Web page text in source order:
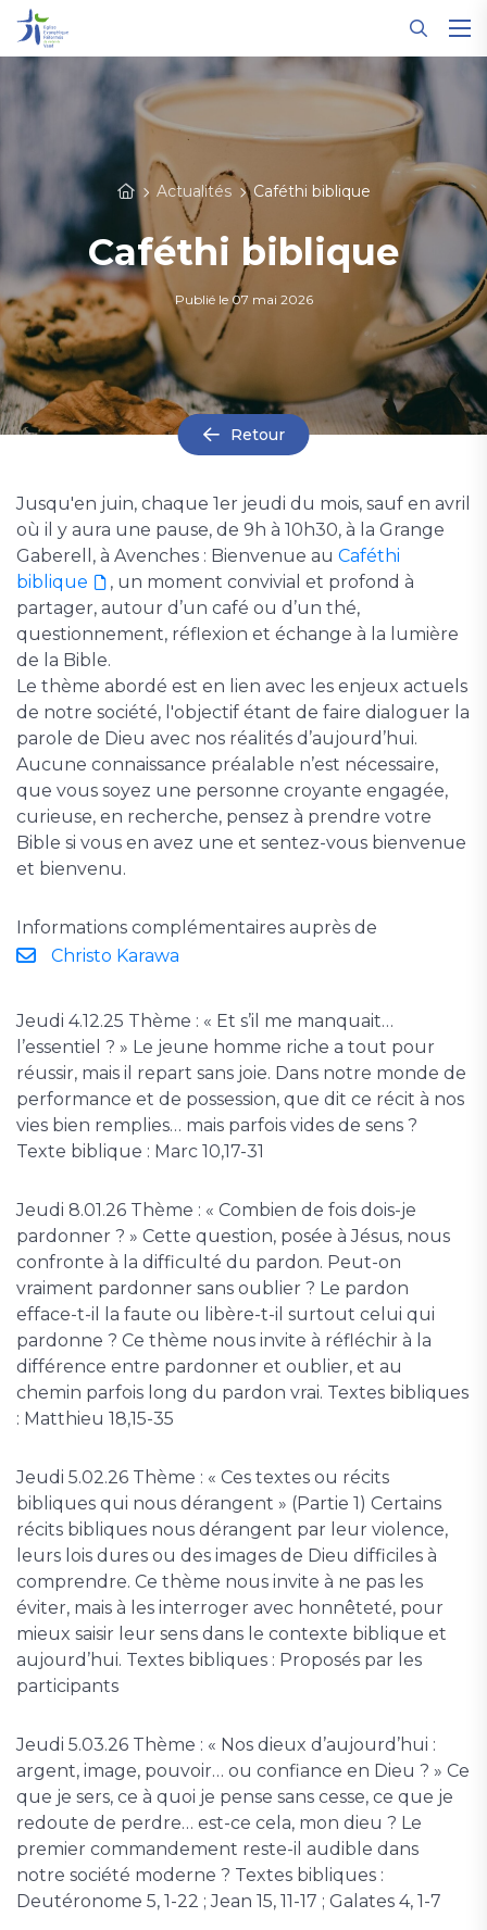
Actualités Caféthi biblique
Caféthi biblique
Publié le 07 mai 2026
Retour
Jusqu'en juin, chaque 1er jeudi du mois, sauf en avril
où il y aura une pause, de 9h à 10h30, à la Grange
Gaberell, à Avenches : Bienvenue au Caféthi
biblique
, un moment convivial et profond à
partager, autour d’un café ou d’un thé,
questionnement, réflexion et échange à la lumière
de la Bible.
Le thème abordé est en lien avec les enjeux actuels
de notre société, l'objectif étant de faire dialoguer la
parole de Dieu avec nos réalités d’aujourd’hui.
Aucune connaissance préalable n’est nécessaire,
que vous soyez une personne croyante engagée,
curieuse, en recherche, pensez à prendre votre
Bible si vous en avez une et sentez-vous bienvenue
et bienvenu.
Informations complémentaires auprès de
Christo Karawa
Jeudi 4.12.25 Thème : « Et s’il me manquait…
l’essentiel ? » Le jeune homme riche a tout pour
réussir, mais il repart sans joie. Dans notre monde de
performance et de possession, que dit ce récit à nos
vies bien remplies… mais parfois vides de sens ?
Texte biblique : Marc 10,17-31
Jeudi 8.01.26 Thème : « Combien de fois dois-je
pardonner ? » Cette question, posée à Jésus, nous
confronte à la difficulté du pardon. Peut-on
vraiment pardonner sans oublier ? Le pardon
efface-t-il la faute ou libère-t-il surtout celui qui
pardonne ? Ce thème nous invite à réfléchir à la
différence entre pardonner et oublier, et au
chemin parfois long du pardon vrai. Textes bibliques
: Matthieu 18,15-35
Jeudi 5.02.26 Thème : « Ces textes ou récits
bibliques qui nous dérangent » (Partie 1) Certains
récits bibliques nous dérangent par leur violence,
leurs lois dures ou des images de Dieu difficiles à
comprendre. Ce thème nous invite à ne pas les
éviter, mais à les interroger avec honnêteté, pour
mieux saisir leur sens dans le contexte biblique et
aujourd’hui. Textes bibliques : Proposés par les
participants
Jeudi 5.03.26 Thème : « Nos dieux d’aujourd’hui :
argent, image, pouvoir… ou confiance en Dieu ? » Ce
que je sers, ce à quoi je pense sans cesse, ce que je
redoute de perdre… est-ce cela, mon dieu ? Le
premier commandement reste-il audible dans
notre société moderne ? Textes bibliques :
Deutéronome 5, 1-22 ; Jean 15, 11-17 ; Galates 4, 1-7
Panneau de gestion des cookies